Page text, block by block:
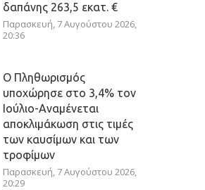
δαπάνης 263,5 εκατ. €
Παρασκευή, 7 Αυγούστου 2026,
20:36
Ο Πληθωρισμός
υποχώρησε στο 3,4% τον
Ιούλιο-Αναμένεται
αποκλιμάκωση στις τιμές
των καυσίμων και των
τροφίμων
Παρασκευή, 7 Αυγούστου 2026,
20:29